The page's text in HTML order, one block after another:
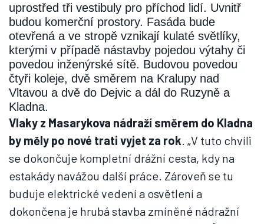
uprostřed tři vestibuly pro příchod lidí. Uvnitř
budou komerční prostory. Fasáda bude
otevřená a ve stropě vznikají kulaté světlíky,
kterými v případě nástavby pojedou výtahy či
povedou inženýrské sítě. Budovou povedou
čtyři koleje, dvě směrem na Kralupy nad
Vltavou a dvě do Dejvic a dál do Ruzyně a
Kladna.
Vlaky z Masarykova nádraží směrem do Kladna
by měly po nové trati vyjet za rok. „V tuto chvíli
se dokončuje kompletní drážní cesta, kdy na
estakády navážou další práce. Zároveň se tu
buduje elektrické vedení a osvětlení a
dokončena je hrubá stavba zmíněné nádražní